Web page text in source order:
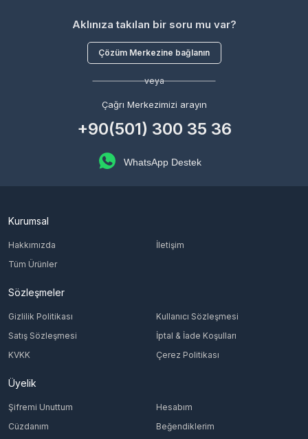
Aklınıza takılan bir soru mu var?
Çözüm Merkezine bağlanın
veya
Çağrı Merkezimizi arayın
+90(501) 300 35 36
WhatsApp Destek
Kurumsal
Hakkımızda
İletişim
Tüm Ürünler
Sözleşmeler
Gizlilik Politikası
Kullanıcı Sözleşmesi
Satış Sözleşmesi
İptal & İade Koşulları
KVKK
Çerez Politikası
Üyelik
Şifremi Unuttum
Hesabım
Cüzdanım
Beğendiklerim